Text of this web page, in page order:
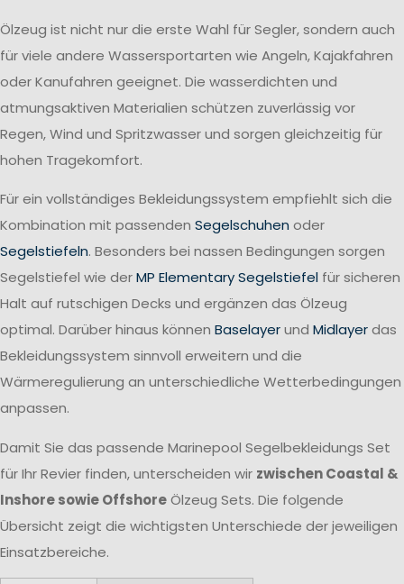
Ölzeug ist nicht nur die erste Wahl für Segler, sondern auch
für viele andere Wassersportarten wie Angeln, Kajakfahren
oder Kanufahren geeignet. Die wasserdichten und
atmungsaktiven Materialien schützen zuverlässig vor
Regen, Wind und Spritzwasser und sorgen gleichzeitig für
hohen Tragekomfort.
Für ein vollständiges Bekleidungssystem empfiehlt sich die
Kombination mit passenden Segelschuhen oder
Segelstiefeln. Besonders bei nassen Bedingungen sorgen
Segelstiefel wie derMP Elementary Segelstiefel für sicheren
Halt auf rutschigen Decks und ergänzen das Ölzeug
optimal. Darüber hinaus können Baselayerund Midlayerdas
Bekleidungssystem sinnvoll erweitern und die
Wärmeregulierung an unterschiedliche Wetterbedingungen
anpassen.
Damit Sie das passende Marinepool Segelbekleidungs Set
für Ihr Revier finden, unterscheiden wir zwischen Coastal &
Inshore sowie OffshoreÖlzeug Sets. Die folgende
Übersicht zeigt die wichtigsten Unterschiede der jeweiligen
Einsatzbereiche.